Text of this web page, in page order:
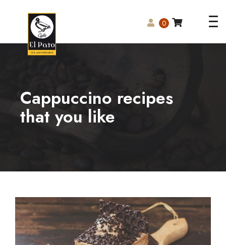
0
Cappuccino recipes
that you like